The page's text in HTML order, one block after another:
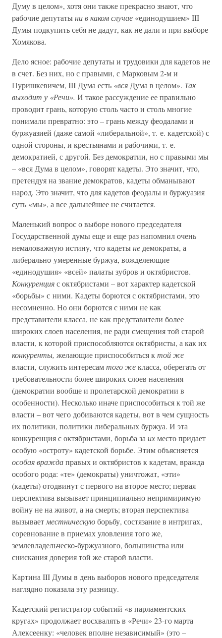
Думу в целом», хотя они также прекрасно знают, что
рабочие депутатыни в каком случае «единодушием» III
Думы подкупить себя не дадут, как не дали и при выборе
Хомякова.
Дело ясное: рабочие депутаты и трудовики для кадетов не
в счет. Без них, но с правыми, с Марковым 2-м и
Пуришкевичем, III Дума есть «вся Дума в целом». Так
выходит у «Речи». И такое рассуждение ее правильно
проводит грань, которую столь часто и столь многие
понимали превратно: это – грань между феодалами и
буржуазией (даже самой «либеральной», т. е. кадетской) с
одной стороны, и крестьянами и рабочими, т. е.
демократией, с другой. Без демократии, но с правыми мы
– «вся Дума в целом», говорят кадеты. Это значит, что,
претендуя на звание демократов, кадеты обманывают
народ. Это значит, что для кадетов феодалы и буржуазия
суть «мы», а все дальнейшее не считается.
Маленький вопрос о выборе нового председателя
Государственной думы еще и еще раз напомнил очень
немаловажную истину, что кадетыне демократы, а
либерально-умеренные буржуа, вожделеющие
«единодушия» «всей» палаты зубров и октябристов.
Конкуренцияс октябристами – вот характер кадетской
«борьбы» с ними. Кадеты борются с октябристами, это
несомненно. Но они борются с ними не как
представители класса, не как представители более
широких слоев населения, не ради смещения той старой
власти, к которой приспособляются октябристы, а как их
конкуренты, желающие приспособиться ктой же
власти, служить интересамтого жекласса, оберегать от
требовательности более широких слоев населения
(демократии вообще и пролетарской демократии в
особенности). Несколько иначе приспособиться к той же
власти – вот чего добиваются кадеты, вот в чем сущность
их политики, политики либеральных буржуа. И эта
конкуренция с октябристами, борьба за ихместо придает
особую «остроту» кадетской борьбе. Этим объясняется
особая враждаправых и октябристов к кадетам, вражда
особого рода: «те» (демократы) уничтожат, «эти»
(кадеты) отодвинут с первого на второе место; первая
перспектива вызывает принципиально непримиримую
войну не на живот, а на смерть; вторая перспектива
вызывает местническуюборьбу, состязание в интригах,
соревнование в приемах уловления того же,
землевладельческо-буржуазного, большинства или
снискания доверия той же старой власти.
Картина III Думы в день выборов нового председателя
наглядно показала эту разницу.
Кадетский регистратор событий «в парламентских
кругах» продолжает восхвалять в «Речи» 23-го марта
Алексеенку: «человек вполне независимый» (это –